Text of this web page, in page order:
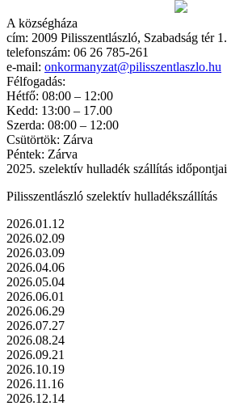
A községháza
cím: 2009 Pilisszentlászló, Szabadság tér 1.
telefonszám: 06 26 785-261
e-mail: onkormanyzat@pilisszentlaszlo.hu
Félfogadás:
Hétfő: 08:00 – 12:00
Kedd: 13:00 – 17.00
Szerda: 08:00 – 12:00
Csütörtök: Zárva
Péntek: Zárva
2025. szelektív hulladék szállítás időpontjai
Pilisszentlászló szelektív hulladékszállítás
2026.01.12
2026.02.09
2026.03.09
2026.04.06
2026.05.04
2026.06.01
2026.06.29
2026.07.27
2026.08.24
2026.09.21
2026.10.19
2026.11.16
2026.12.14